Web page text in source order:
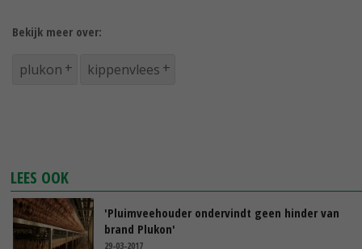
Bekijk meer over:
plukon kippenvlees
LEES OOK
'Pluimveehouder ondervindt geen hinder van
brand Plukon'
29-03-2017